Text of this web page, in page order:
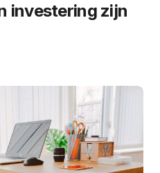
investering zijn